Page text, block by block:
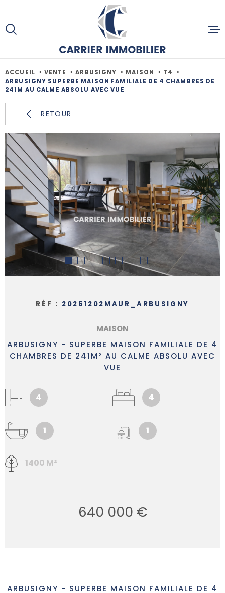
lamenu
contenu
ACCUEIL
ALERTE
ACCUEIL VENTE ARBUSIGNY MAISON
T4
ARBUSIGNY SUPERBE MAISON FAMILIALE DE 4 CHAMBRES DE
241M AU CALME ABSOLU AVEC VUE
RETOUR
RÉF : 20261202MAUR_ARBUSIGNY
MAISON
ARBUSIGNY - SUPERBE MAISON FAMILIALE DE 4
CHAMBRES DE 241M² AU CALME ABSOLU AVEC
VUE
4 4
1 1
1400 M²
640 000 €
ARBUSIGNY - SUPERBE MAISON FAMILIALE DE 4